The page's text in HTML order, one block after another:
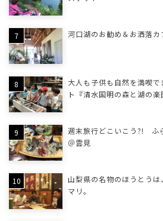
河口湖のお勧め＆お洒落
大人も子供も自然を満喫
ト『清水国明の森と湖の楽
週末旅行どこいこう?! ふ
＠雲見
山梨県の名物のほうとう
マリ。